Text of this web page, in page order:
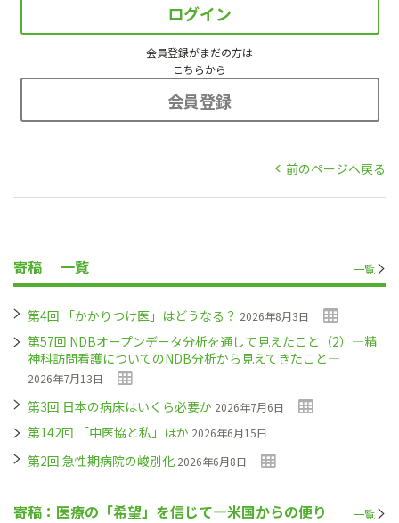
ログイン
会員登録がまだの方は
こちらから
会員登録
前のページへ戻る
寄稿 一覧 一覧
第4回 「かかりつけ医」はどうなる？ 2026年8月3日
第57回 NDBオープンデータ分析を通して見えたこと（2）―精
神科訪問看護についてのNDB分析から見えてきたこと―
2026年7月13日
第3回 日本の病床はいくら必要か 2026年7月6日
第142回 「中医協と私」ほか 2026年6月15日
第2回 急性期病院の峻別化 2026年6月8日
寄稿：医療の「希望」を信じて―米国からの便り 一覧